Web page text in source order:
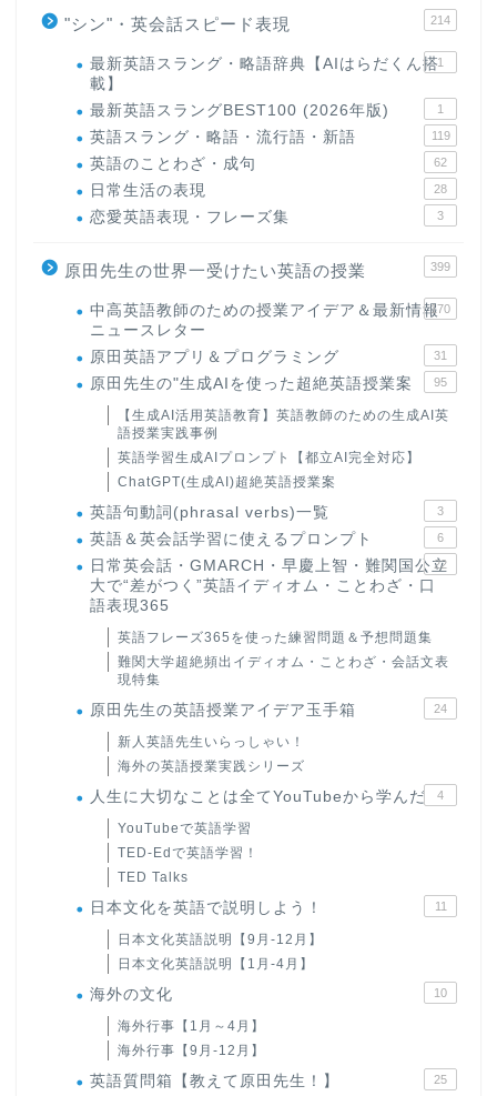
"シン"・英会話スピード表現 214
最新英語スラング・略語辞典【AIはらだくん搭
載】
1
最新英語スラングBEST100 (2026年版) 1
英語スラング・略語・流行語・新語 119
英語のことわざ・成句 62
日常生活の表現 28
恋愛英語表現・フレーズ集 3
原田先生の世界一受けたい英語の授業 399
中高英語教師のための授業アイデア＆最新情報
ニュースレター
170
原田英語アプリ＆プログラミング 31
原田先生の"生成AIを使った超絶英語授業案 95
【生成AI活用英語教育】英語教師のための生成AI英
語授業実践事例
英語学習生成AIプロンプト【都立AI完全対応】
ChatGPT(生成AI)超絶英語授業案
英語句動詞(phrasal verbs)一覧 3
英語＆英会話学習に使えるプロンプト 6
日常英会話・GMARCH・早慶上智・難関国公立
大で“差がつく”英語イディオム・ことわざ・口
語表現365
22
英語フレーズ365を使った練習問題＆予想問題集
難関大学超絶頻出イディオム・ことわざ・会話文表
現特集
原田先生の英語授業アイデア玉手箱 24
新人英語先生いらっしゃい！
海外の英語授業実践シリーズ
人生に大切なことは全てYouTubeから学んだ 4
YouTubeで英語学習
TED-Edで英語学習！
TED Talks
日本文化を英語で説明しよう！ 11
日本文化英語説明【9月-12月】
日本文化英語説明【1月-4月】
海外の文化 10
海外行事【1月～4月】
海外行事【9月-12月】
英語質問箱【教えて原田先生！】 25